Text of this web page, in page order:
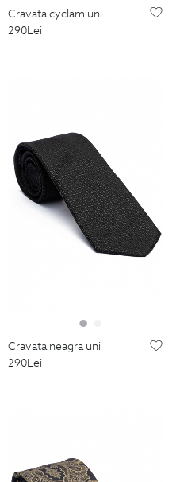
cravata cyclam uni
290Lei
cravata neagra uni
290Lei